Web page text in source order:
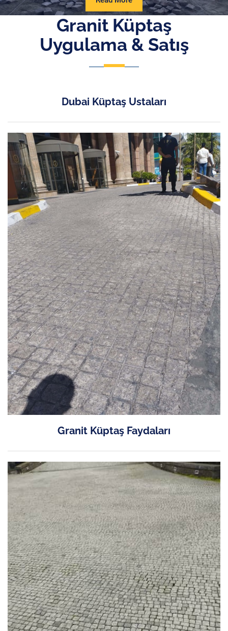
More
Granit Küptaş
Uygulama & Satış
Dubai Küptaş Ustaları
Granit Küptaş Faydaları